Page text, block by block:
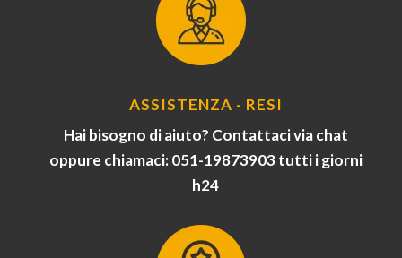
ASSISTENZA - RESI
Hai bisogno di aiuto? Contattaci via chat
oppure chiamaci: 051-19873903 tutti i giorni
h24